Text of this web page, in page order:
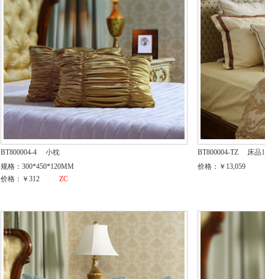
BT800004-4
小枕
规格：300*450*120MM
价格：￥312
ZC
BT800004-TZ
床品
价格：￥13,059